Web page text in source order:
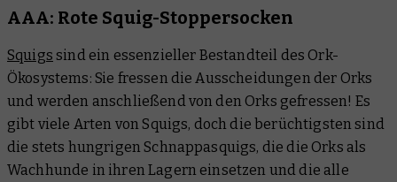
AAA: Rote Squig-Stoppersocken
Squigs sind ein essenzieller Bestandteil des Ork-
Ökosystems: Sie fressen die Ausscheidungen der Orks
und werden anschließend von den Orks gefressen! Es
gibt viele Arten von Squigs, doch die berüchtigsten sind
die stets hungrigen Schnappasquigs, die die Orks als
Wachhunde in ihren Lagern einsetzen und die alle